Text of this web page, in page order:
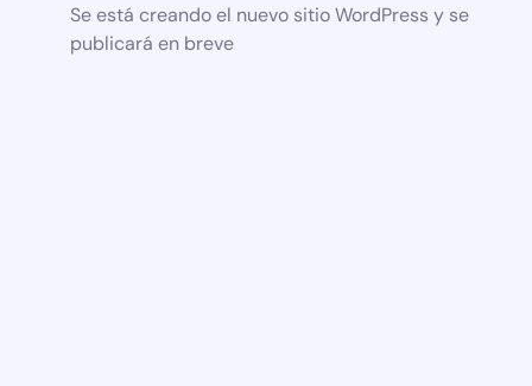
Se está creando el nuevo sitio WordPress y se
publicará en breve